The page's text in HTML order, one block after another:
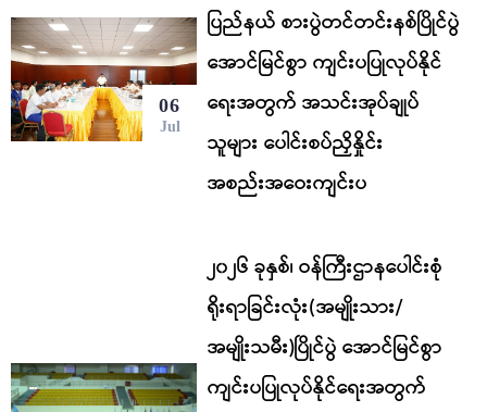
06
Jul
ပြည်နယ် စားပွဲတင်တင်းနစ်ပြိုင်ပွဲ
အောင်မြင်စွာ ကျင်းပပြုလုပ်နိုင်
ရေးအတွက် အသင်းအုပ်ချုပ်
သူများ ပေါင်းစပ်ညှိနှိုင်း
အစည်းအဝေးကျင်းပ
၂၀၂၆ ခုနှစ်၊ ဝန်ကြီးဌာနပေါင်းစုံ
ရိုးရာခြင်းလုံး(အမျိုးသား/
အမျိုးသမီး)ပြိုင်ပွဲ အောင်မြင်စွာ
ကျင်းပပြုလုပ်နိုင်ရေးအတွက်